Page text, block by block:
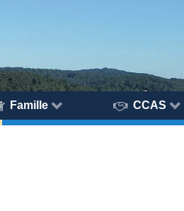
Famille CCAS